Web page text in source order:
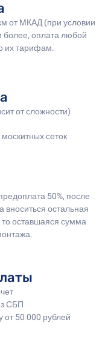
от МКАД (при условии
более, оплата любой
их тарифам.
от сложности)
сеток
50%, после
вноситься остальная
оставшаяся сумма
СБП
от 50 000 рублей